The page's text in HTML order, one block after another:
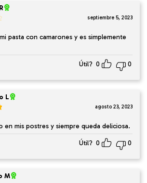
septiembre 5, 2023
pasta con camarones y es simplemente
Útil? 0 0
L
agosto 23, 2023
en mis postres y siempre queda deliciosa.
Útil? 0 0
M